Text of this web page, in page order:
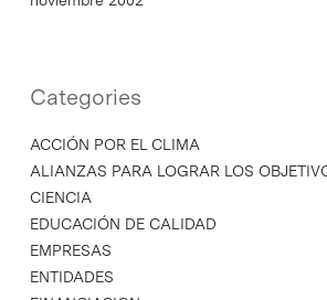
Categories
ACCIÓN POR EL CLIMA
ALIANZAS PARA LOGRAR LOS
CIENCIA
EDUCACIÓN DE CALIDAD
EMPRESAS
ENTIDADES